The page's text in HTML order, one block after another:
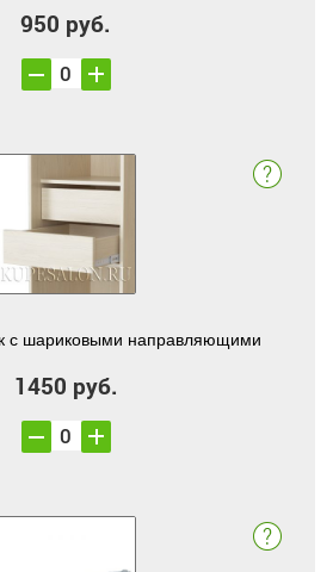
950 руб.
с шариковыми направляющими
1450 руб.